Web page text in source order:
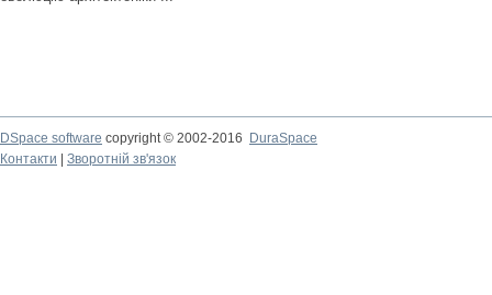
DSpace software copyright © 2002-2016
DuraSpace
Контакти
Зворотній зв'язок